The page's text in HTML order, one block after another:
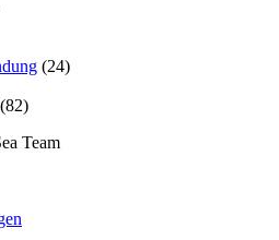
(24)
(82)
Team